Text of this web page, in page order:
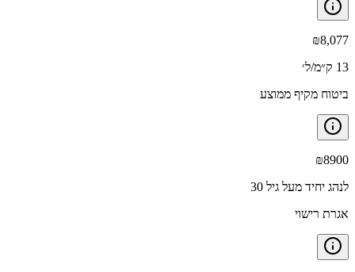
₪8,077
13 ק״מ/ל׳
ביטוח מקיף ממוצע
₪8900
לנהג יחיד מעל גיל 30
אגרת רישוי